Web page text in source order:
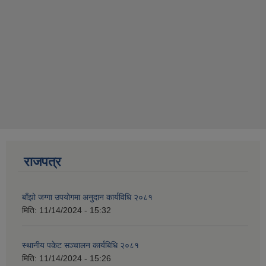
राजपत्र
बाँझो जग्गा उपयोगमा अनुदान कार्यविधि २०८१
मिति: 11/14/2024 - 15:32
स्थानीय पकेट सञ्चालन कार्यबिधि २०८१
मिति: 11/14/2024 - 15:26